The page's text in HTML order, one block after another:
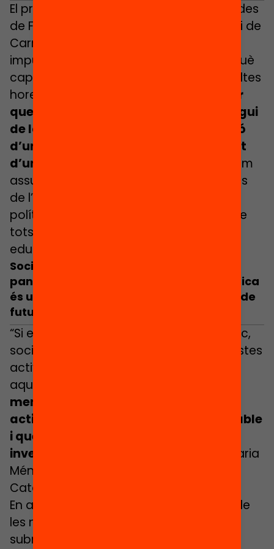
El president de les Associacions Federades
de Famílies de Catalunya (aFFaC), Jordi de
Carreras, ha explicat que moltes AFA
impulsen casals i activitats d’estiu perquè
cap infant quedi exclòs, sovint amb moltes
hores de voluntariat. “
No podem deixar
que el dret a un estiu educatiu depengui
de la força d’una AFA, de la implicació
d’un grup de famílies o del pressupost
d’un municipi
”, ha denunciat. “No podem
assumir soles una responsabilitat que és
de l’administració pública i necessitem
polítiques públiques que garanteixin que
tots els infants puguin gaudir d’un estiu
educatiu”.
Societat Catalana de Pediatria: «Menys
pantalles, més natura i més activitat física
és una recepta saludable i una inversió de
futur»
“Si entenem la salut com a benestar físic,
social i emocional és evident que aquestes
activitats impacten directament en
aquestes tres esferes. Podem dir que
menys pantalles, més natura i més
activitat física és una recepta saludable
i que aquestes activitats són una
inversió en futur
” ha complementat Maria
Méndez, presidenta de la Societat
Catalana de Pediatria.
En aquest context, i davant l’augment de
les necessitats socials, les entitats
subratllen que cal que aquest acord es